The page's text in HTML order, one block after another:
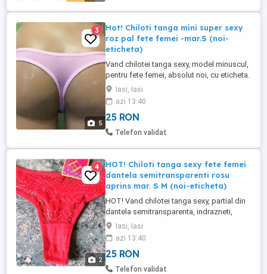
5
3
Hot! Chiloti tanga mini super sexy
roz pal fete femei -mar.S (noi-
eticheta)
Vand chilotei tanga sexy, model minuscul,
pentru fete femei, absolut noi, cu eticheta.
Marime S. Culoare roz pal cu imprimeu
discret floral in nuante de roz, rosu,
galben, bleu, violet. Datorita compozitiei,
sunt usor transparenti. Elastici, foarte
confortabili si placuti la atingere.
Iasi, Iasi
azi 13:40
25 RON
Telefon validat
2
4
HOT! Chiloti tanga sexy fete femei
dantela semitransparenti rosu
aprins mar. S M (noi-eticheta)
HOT! Vand chilotei tanga sexy, partial din
dantela semitransparenta, indrazneti,
culoare rosu aprins, pentru fete femei,
marime S M, absolut noi cu eticheta.
Foarte buna calitate, elastici, incitanti.
Compozitie: 95% bumbac si 5% spandex.
Iti doresti un look sexy si provocator?
Iasi, Iasi
azi 13:40
25 RON
Telefon validat